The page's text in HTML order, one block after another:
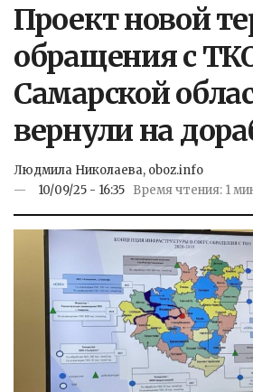
Проект новой
обращения с
Самарской
вернули на
Людмила Николаева, oboz.info
10/09/25 - 16:35 Время чтения: 1